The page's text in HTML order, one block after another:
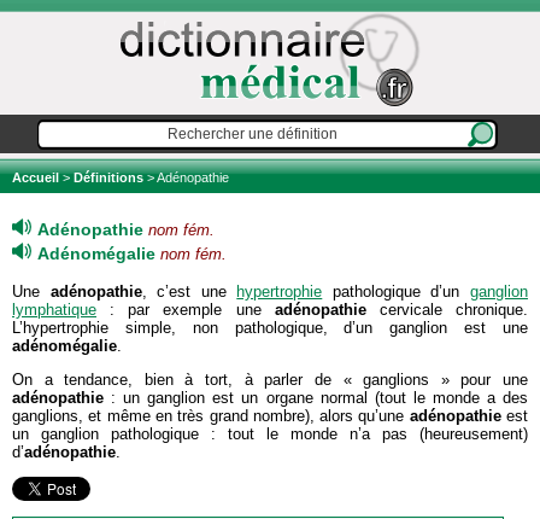
Accueil>Définitions> Adénopathie
Adénopathie nom fém.
Adénomégalie nom fém.
Une adénopathie, c’est une hypertrophie pathologique d’unganglion
lymphatique : par exemple une adénopathiecervicale chronique.
L’hypertrophie simple, non pathologique, d’un ganglion est une
adénomégalie.
On a tendance, bien à tort, à parler de « ganglions » pour une
adénopathie : un ganglion est un organe normal (tout le monde a des
ganglions, et même en très grand nombre), alors qu’une adénopathieest
un ganglion pathologique : tout le monde n’a pas (heureusement)
d’adénopathie.